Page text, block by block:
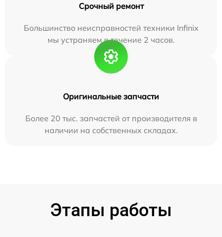
Срочный ремонт
Большинство неисправностей техники Infinix
мы устраняем в течение 2 часов.
Оригинальные запчасти
Более 20 тыс. запчастей от производителя в
наличии на собственных складах.
Этапы работы